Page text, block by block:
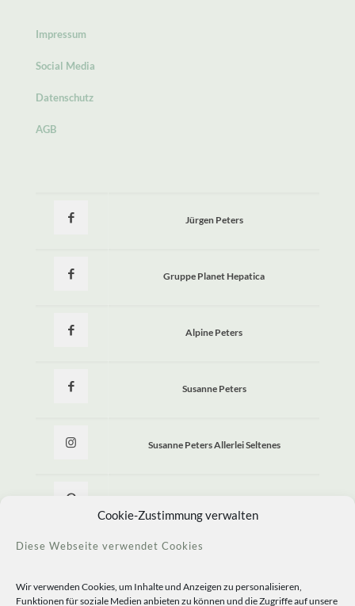
Cookie-Zustimmung verwalten
Diese Webseite verwendet Cookies
Wir verwenden Cookies, um Inhalte und Anzeigen zu personalisieren,
Funktionen für soziale Medien anbieten zu können und die Zugriffe auf unsere
Impressum
Social Media
Datenschutz
AGB
Jürgen Peters
Gruppe Planet Hepatica
Alpine Peters
Susanne Peters
Susanne Peters Allerlei Seltenes